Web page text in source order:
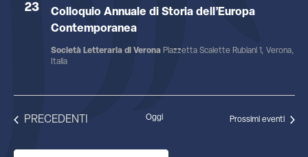
23
Colloquio Annuale di Storia dell’Europa
Contemporanea
Società Letteraria di Verona Piazzetta Scalette Rubiani 1, Verona,
Italia
EVENTI
PRECEDENTI Oggi Prossimi eventi